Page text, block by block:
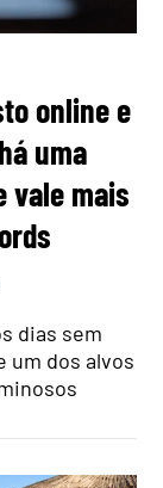
online e
uma
vale mais
dias sem
um dos alvos